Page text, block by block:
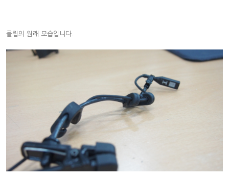
클립의 원래 모습입니다.